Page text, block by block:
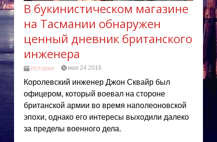
В букинистическом магазине
на Тасмании обнаружен
ценный дневник британского
инженера
История мая 24 2016
Королевский инженер Джон Сквайр был
офицером, который воевал на стороне
британской армии во время наполеоновской
эпохи, однако его интересы выходили далеко
за пределы военного дела.